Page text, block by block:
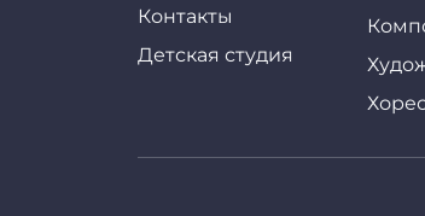
Контакты
Детская студия